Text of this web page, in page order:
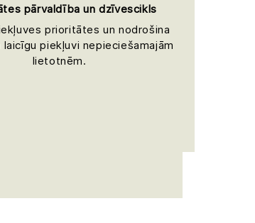
pārvaldība un dzīvescikls
prioritātes un nodrošina
piekļuvi nepieciešamajām
lietotnēm.